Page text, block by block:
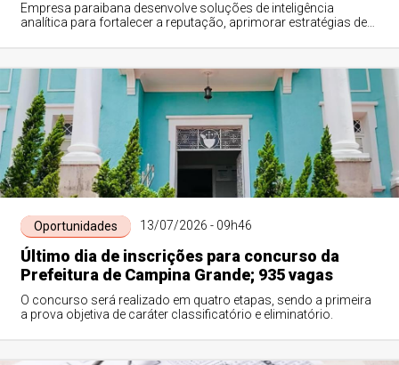
Empresa paraibana desenvolve soluções de inteligência
analítica para fortalecer a reputação, aprimorar estratégias de
Oportunidades 13/07/2026 - 09h46
Último dia de inscrições para concurso da
Prefeitura de Campina Grande; 935 vagas
O concurso será realizado em quatro etapas, sendo a primeira
a prova objetiva de caráter classificatório e eliminatório.